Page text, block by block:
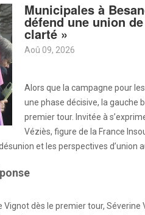
Municipales à
défend une union
clarté »
Aoû 09, 2026
Alors que la campagne pour
une phase décisive, la gauche
premier tour. Invitée à
Véziès, figure de la France
et les perspectives d’union
Vignot dès le premier tour, Séverine